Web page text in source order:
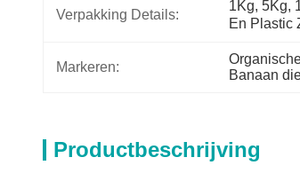
Verpakking Details:
1Kg, 5Kg,
En Plastic
Markeren:
Banaan
Productbeschrijving